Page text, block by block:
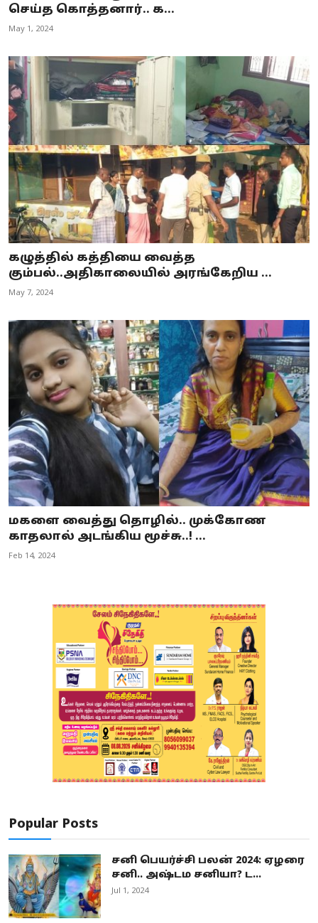
செய்த கொத்தனார்.. க...
May 1, 2024
கழுத்தில் கத்தியை வைத்த
கும்பல்..அதிகாலையில் அரங்கேறிய ...
May 7, 2024
மகளை வைத்து தொழில்.. முக்கோண
காதலால் அடங்கிய மூச்சு..! ...
Feb 14, 2024
Popular Posts
சனி பெயர்ச்சி பலன் 2024: ஏழரை
சனி.. அஷ்டம சனியா? ட...
Jul 1, 2024